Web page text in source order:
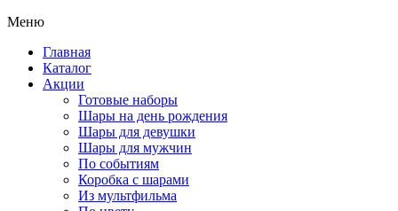
Меню
Главная
Каталог
Акции
Готовые наборы
Шары на день рождения
Шары для девушки
Шары для мужчин
По событиям
Коробка с шарами
Из мультфильма